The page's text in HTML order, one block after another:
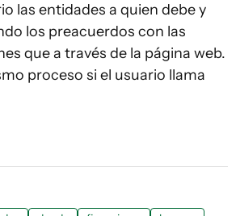
las entidades a quien debe y
los preacuerdos con las
que a través de la página web.
proceso si el usuario llama